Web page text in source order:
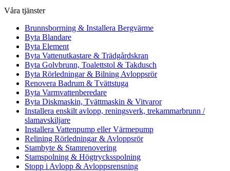
Våra tjänster
Brunnsborrning & Installera Bergvärme
Byta Blandare
Byta Element
Byta Vattenutkastare & Trädgårdskran
Byta Golvbrunn, Toalettstol & Takdusch
Byta Rörledningar & Bilning Avloppsrör
Renovera Badrum & Tvättstuga
Byta Varmvattenberedare
Byta Diskmaskin, Tvättmaskin & Vitvaror
Installera enskilt avlopp, reningsverk, trekammarbrunn /
slamavskiljare
Installera Vattenpump eller Värmepump
Relining Rörledningar & Avloppsrör
Stambyte & Stamrenovering
Stamspolning & Högtrycksspolning
Stopp i Avlopp & Avloppsrensning